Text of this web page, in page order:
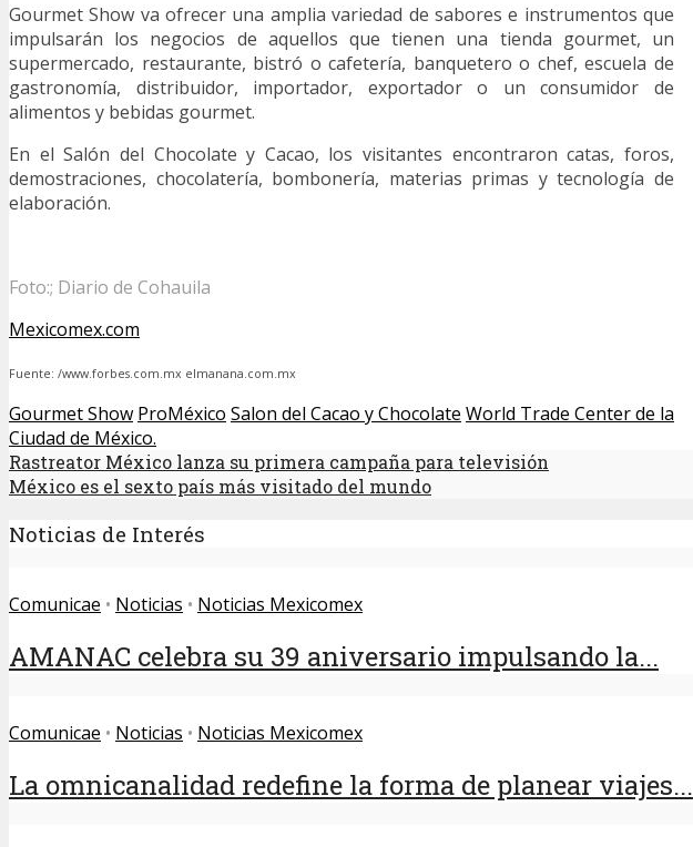
Gourmet Show va ofrecer una amplia variedad de sabores e instrumentos que
impulsarán los negocios de aquellos que tienen una tienda gourmet, un
supermercado, restaurante, bistró o cafetería, banquetero o chef, escuela de
gastronomía, distribuidor, importador, exportador o un consumidor de
alimentos y bebidas gourmet.
En el Salón del Chocolate y Cacao, los visitantes encontraron catas, foros,
demostraciones, chocolatería, bombonería, materias primas y tecnología de
elaboración.
Foto:; Diario de Cohauila
Mexicomex.com
Fuente: /www.forbes.com.mx elmanana.com.mx
Gourmet Show ProMéxico Salon del Cacao y Chocolate World Trade Center de la
Ciudad de México.
Rastreator México lanza su primera campaña para televisión
México es el sexto país más visitado del mundo
Noticias de Interés
Comunicae • Noticias • Noticias Mexicomex
AMANAC celebra su 39 aniversario impulsando la...
Comunicae • Noticias • Noticias Mexicomex
La omnicanalidad redefine la forma de planear viajes...